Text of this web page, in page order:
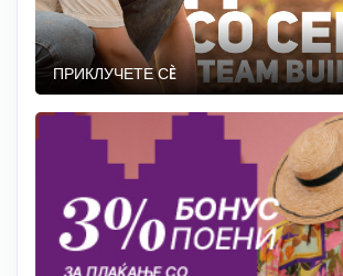
ПРИКЛУЧЕТЕ СÈ